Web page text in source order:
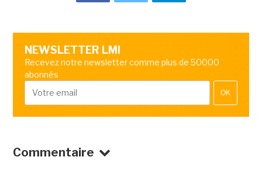
NEWSLETTER LMI
Recevez notre newsletter comme plus de 50000
abonnés
OK
Commentaire